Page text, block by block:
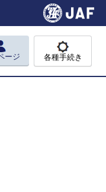
ージ 各種手続き